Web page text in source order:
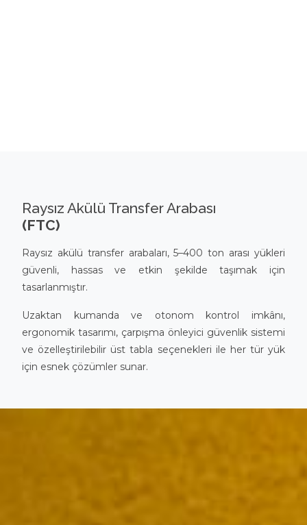
Raysız Akülü Transfer Arabası
(FTC)
Raysız akülü transfer arabaları, 5–400 ton arası yükleri
güvenli, hassas ve etkin şekilde taşımak için
tasarlanmıştır.
Uzaktan kumanda ve otonom kontrol imkânı,
ergonomik tasarımı, çarpışma önleyici güvenlik sistemi
ve özelleştirilebilir üst tabla seçenekleri ile her tür yük
için esnek çözümler sunar.